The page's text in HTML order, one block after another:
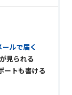
ールで届く
見られる
ートも書ける